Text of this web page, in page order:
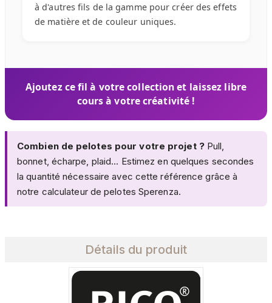
à d'autres fils de la gamme pour créer des effets
de matière et de couleur uniques.
Ajoutez ce fil à votre collection et laissez libre
cours à votre créativité !
Combien de pelotes pour votre projet ?Pull,
bonnet, écharpe, plaid... Estimez en quelques secondes
la quantité nécessaire avec cette référence grâce à
notre calculateur de pelotes Sperenza.
Détails du produit